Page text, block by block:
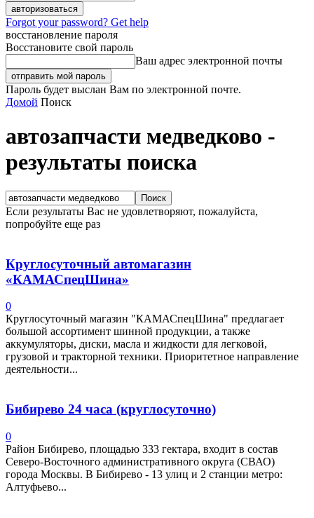
Forgot your password? Get help
восстановление пароля
Восстановите свой пароль
Ваш адрес электронной почты
Пароль будет выслан Вам по электронной почте.
Домой Поиск
автозапчасти медведково -
результаты поиска
Если результаты Вас не удовлетворяют, пожалуйста,
попробуйте еще раз
Круглосуточный автомагазин
«КАМАСпецШина»
0
Круглосуточный магазин "КАМАСпецШина" предлагает
большой ассортимент шинной продукции, а также
аккумуляторы, диски, масла и жидкости для легковой,
грузовой и тракторной техники. Приоритетное направление
деятельности...
Бибирево 24 часа (круглосуточно)
0
Район Бибирево, площадью 333 гектара, входит в состав
Северо-Восточного административного округа (СВАО)
города Москвы. В Бибирево - 13 улиц и 2 станции метро:
Алтуфьево...